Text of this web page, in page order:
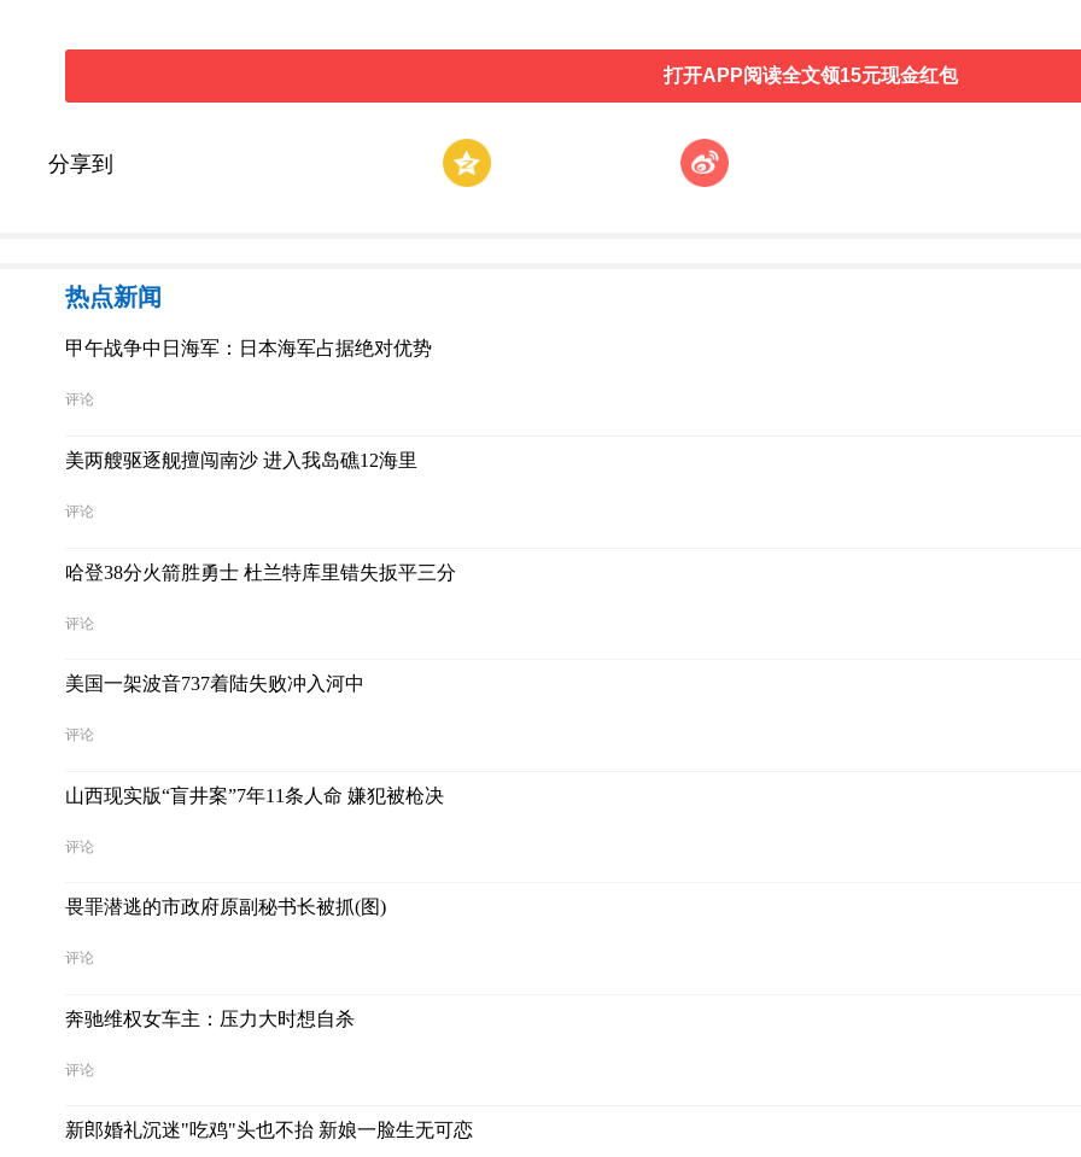
打开APP阅读全文领15元现金红包
分享到
热点新闻
甲午战争中日海军：日本海军占据绝对优势
评论
美两艘驱逐舰擅闯南沙 进入我岛礁12海里
评论
哈登38分火箭胜勇士 杜兰特库里错失扳平三分
评论
美国一架波音737着陆失败冲入河中
评论
山西现实版“盲井案”7年11条人命 嫌犯被枪决
评论
畏罪潜逃的市政府原副秘书长被抓(图)
评论
奔驰维权女车主：压力大时想自杀
评论
新郎婚礼沉迷"吃鸡"头也不抬 新娘一脸生无可恋